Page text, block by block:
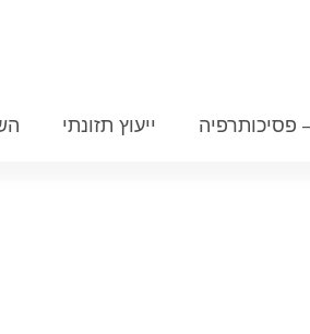
פסיכותרפיה ייעוץ תזונתי